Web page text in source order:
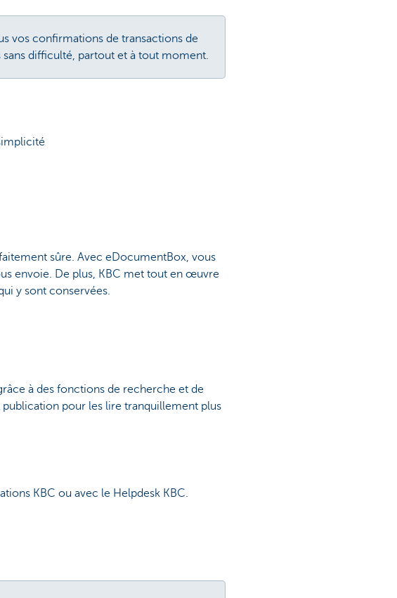
vos confirmations de transactions de
difficulté, partout et à tout moment.
sûre. Avec eDocumentBox, vous
envoie. De plus, KBC met tout en œuvre
y sont conservées.
à des fonctions de recherche et de
pour les lire tranquillement plus
KBC ou avec le Helpdesk KBC.